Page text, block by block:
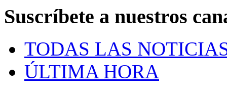
Suscríbete a nuestros
TODAS LAS
ÚLTIMA HORA